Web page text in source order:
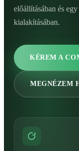
előállításában és
kialakításában.
KÉREM A
MEGNÉZEM